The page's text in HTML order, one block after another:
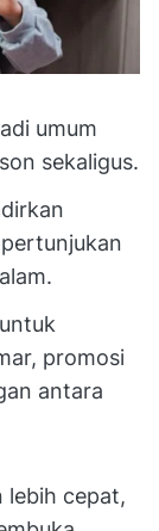
umum
sekaligus.
promosi
antara
lebih cepat,